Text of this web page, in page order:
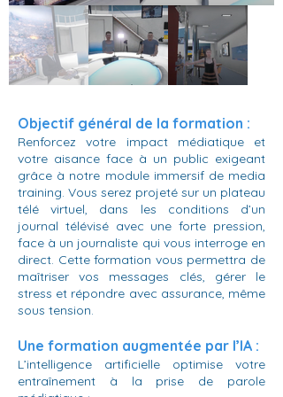
Objectif général de la formation :
Renforcez votre impact médiatique et
votre aisance face à un public exigeant
grâce à notre module immersif de media
training. Vous serez projeté sur un plateau
télé virtuel, dans les conditions d’un
journal télévisé avec une forte pression,
face à un journaliste qui vous interroge en
direct. Cette formation vous permettra de
maîtriser vos messages clés, gérer le
stress et répondre avec assurance, même
sous tension.​
Une formation augmentée par l’IA :
L’intelligence artificielle optimise votre
entraînement à la prise de parole